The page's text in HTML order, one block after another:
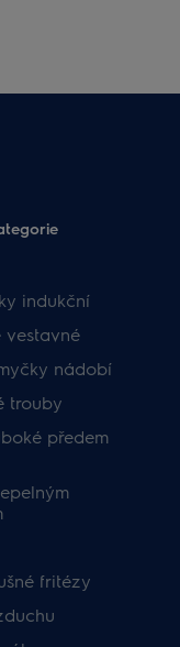
indukční
vestavné
nádobí
trouby
předem
fritézy